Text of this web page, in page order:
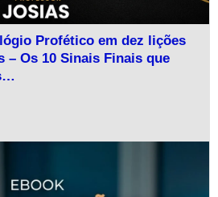
Profético em dez lições
– Os 10 Sinais Finais que